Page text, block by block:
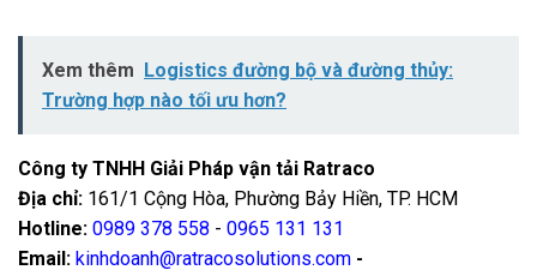
Xem thêm
Logistics đường bộ và đường thủy:
Trường hợp nào tối ưu hơn?
Công ty TNHH Giải Pháp vận tải Ratraco
Địa chỉ: 161/1 Cộng Hòa, Phường Bảy Hiền, TP. HCM
Hotline: 0989 378 558 - 0965 131 131
Email: kinhdoanh@ratracosolutions.com -